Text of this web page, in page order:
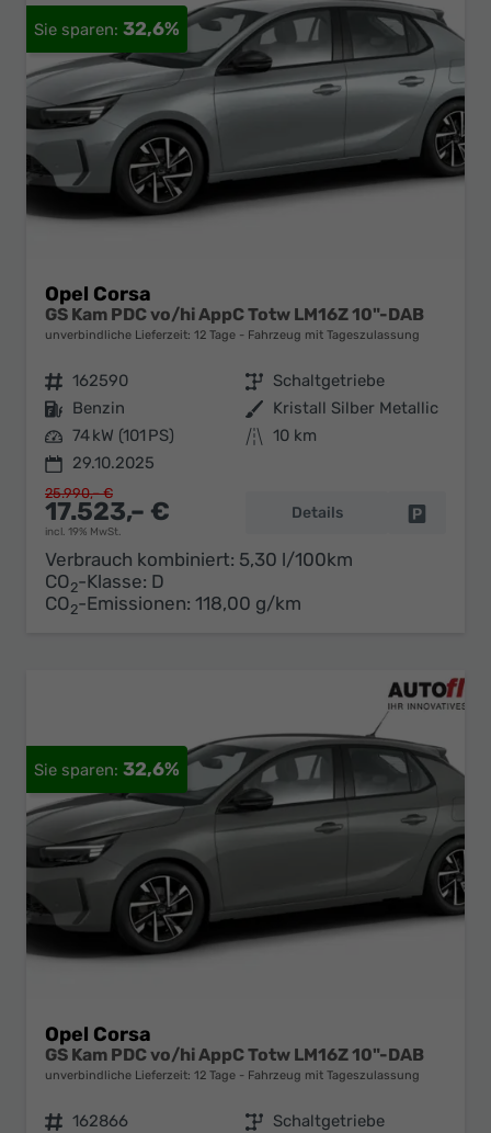
32,6%
Opel Corsa
GS Kam PDC vo/hi AppC Totw LM16Z 10"-DAB
unverbindliche Lieferzeit: 12 Tage Fahrzeug mit Tageszulassung
Fahrzeugnr. 162590 Getriebe Schaltgetriebe
Kraftstoff Benzin Außenfarbe Kristall Silber Metallic
Leistung 74 kW (101 PS) Kilometerstand 10 km
29.10.2025
17.523,– €
incl. 19% MwSt.
25.990,– €
Details
Verbrauch kombiniert: 5,30 l/100km
CO2-Klasse: D
CO2-Emissionen: 118,00 g/km
32,6%
Opel Corsa
GS Kam PDC vo/hi AppC Totw LM16Z 10"-DAB
unverbindliche Lieferzeit: 12 Tage Fahrzeug mit Tageszulassung
Fahrzeugnr. 162866 Getriebe Schaltgetriebe